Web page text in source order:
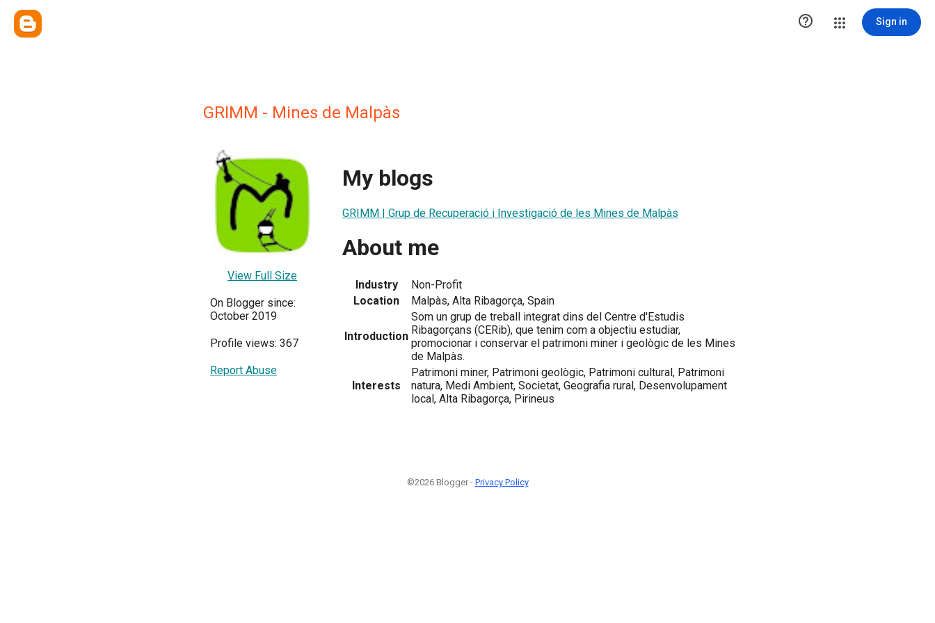
 Sign in
GRIMM - Mines de Malpàs
View Full Size
On Blogger since:
October 2019
Profile views: 367
Report Abuse
My blogs
GRIMM | Grup de Recuperació i Investigació de les Mines de Malpàs
About me
Industry
Non-Profit
Location
Malpàs, Alta Ribagorça, Spain
Introduction
Som un grup de treball integrat dins del Centre d'Estudis
Ribagorçans (CERib), que tenim com a objectiu estudiar,
promocionar i conservar el patrimoni miner i geològic de les Mines
de Malpàs.
Interests
Patrimoni miner, Patrimoni geològic, Patrimoni cultural, Patrimoni
natura, Medi Ambient, Societat, Geografia rural, Desenvolupament
local, Alta Ribagorça, Pirineus
©2026 Blogger - Privacy Policy